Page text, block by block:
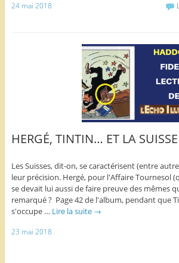
24 mai 2018
HERGÉ, TINTIN… ET LA SUISSE
Les Suisses, dit-on, se caractérisent (entre
leur précision. Hergé, pour l'Affaire Tournesol
se devait lui aussi de faire preuve des mêmes
remarqué ? Page 42 de l'album, pendant que
s'occupe … Lire la suite →
23 mai 2018